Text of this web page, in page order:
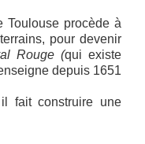
Toulouse procède à
pour devenir
Rouge (qui existe
depuis 1651
fait construire une